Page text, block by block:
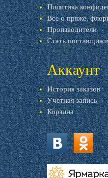
Политика
Все о пряже,
Производители
Стать
Аккаунт
История заказов
Учетная запись
Корзина
vk.com ok.ru